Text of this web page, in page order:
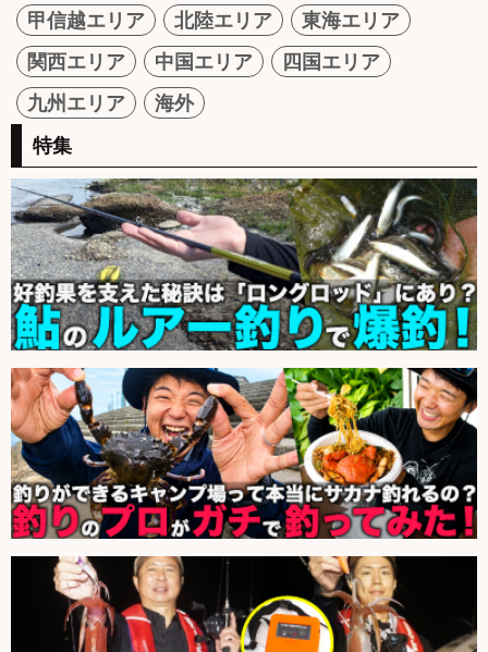
甲信越エリア
北陸エリア
東海エリア
関西エリア
中国エリア
四国エリア
九州エリア
海外
特集